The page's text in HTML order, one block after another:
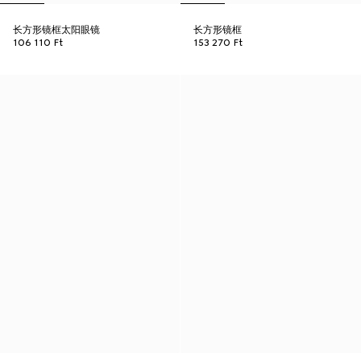
长方形镜框太阳眼镜
106 110 Ft
长方形镜框
153 270 Ft